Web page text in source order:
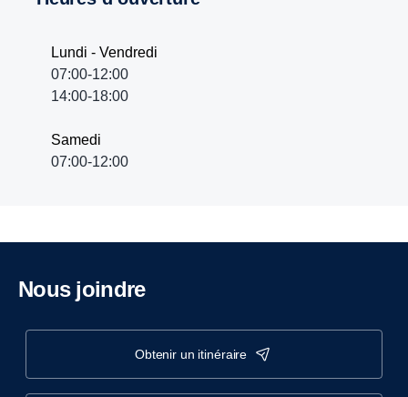
Lundi - Vendredi
07:00-12:00
14:00-18:00
Samedi
07:00-12:00
Nous joindre
obtenir un itinéraire